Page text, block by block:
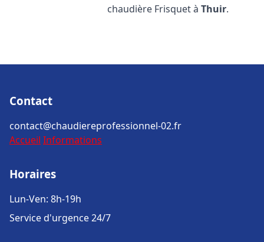
chaudière Frisquet àThuir.
Contact
contact@chaudiereprofessionnel-02.fr
Accueil Informations
Horaires
Lun-Ven: 8h-19h
Service d'urgence 24/7